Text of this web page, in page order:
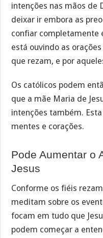
intenções nas mãos de
deixar ir embora as
confiar completamente
está ouvindo as
que rezam, e por
Os católicos podem
que a mãe Maria de
intenções também.
mentes e corações.
Pode Aumentar o
Jesus
Conforme os fiéis
meditam sobre os
focam em tudo que
podem começar a